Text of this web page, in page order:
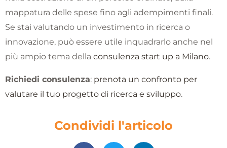
mappatura delle spese fino agli adempimenti finali.
Se stai valutando un investimento in ricerca o
innovazione, può essere utile inquadrarlo anche nel
più ampio tema della consulenza start up a Milano.
Richiedi consulenza: prenota un confronto per
valutare il tuo progetto di ricerca e sviluppo.
Condividi l'articolo